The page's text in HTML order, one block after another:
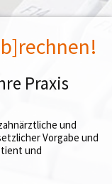
Praxis
und
Vorgabe und
und